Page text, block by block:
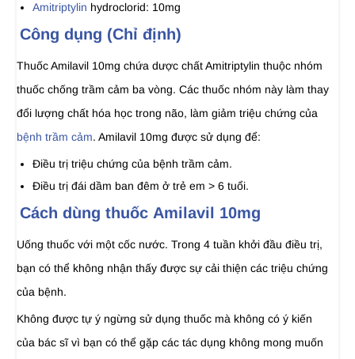
Amitriptylin hydroclorid: 10mg
Công dụng (Chỉ định)
Thuốc Amilavil 10mg chứa dược chất Amitriptylin thuộc nhóm
thuốc chống trầm cảm ba vòng. Các thuốc nhóm này làm thay
đổi lượng chất hóa học trong não, làm giảm triệu chứng của
bệnh trầm cảm. Amilavil 10mg được sử dụng để:
Điều trị triệu chứng của bệnh trầm cảm.
Điều trị đái dầm ban đêm ở trẻ em > 6 tuổi.
Cách dùng thuốc Amilavil 10mg
Uống thuốc với một cốc nước. Trong 4 tuần khởi đầu điều trị,
bạn có thể không nhận thấy được sự cải thiện các triệu chứng
của bệnh.
Không được tự ý ngừng sử dụng thuốc mà không có ý kiến
của bác sĩ vì bạn có thể gặp các tác dụng không mong muốn